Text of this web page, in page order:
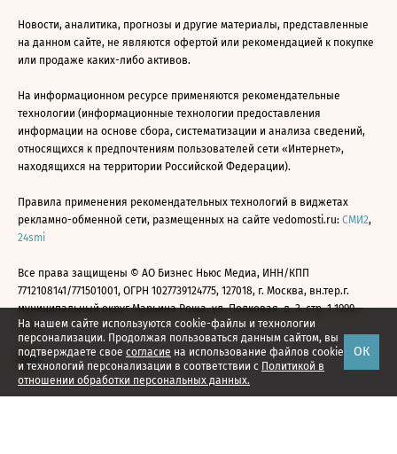
На нашем сайте используются cookie-файлы и технологии
персонализации. Продолжая пользоваться данным сайтом, вы
подтверждаете свое согласие на использование файлов cookie
и технологий персонализации в соответствии с Политикой в
отношении обработки персональных данных.
ОК
Новости, аналитика, прогнозы и другие материалы, представленные
на данном сайте, не являются офертой или рекомендацией к покупке
или продаже каких-либо активов.
На информационном ресурсе применяются рекомендательные
технологии (информационные технологии предоставления
информации на основе сбора, систематизации и анализа сведений,
относящихся к предпочтениям пользователей сети «Интернет»,
находящихся на территории Российской Федерации).
Правила применения рекомендательных технологий в виджетах
рекламно-обменной сети, размещенных на сайте vedomosti.ru: СМИ2,
24smi
Все права защищены © АО Бизнес Ньюс Медиа, ИНН/КПП
7712108141/771501001, ОГРН 1027739124775, 127018, г. Москва, вн.тер.г.
муниципальный округ Марьина Роща, ул. Полковая, д. 3, стр. 1 1999—
2026